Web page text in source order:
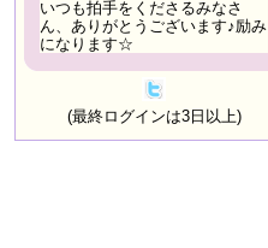
いつも拍手をくださるみなさ
ん、ありがとうございます♪励み
になります☆
(最終ログインは3日以上)